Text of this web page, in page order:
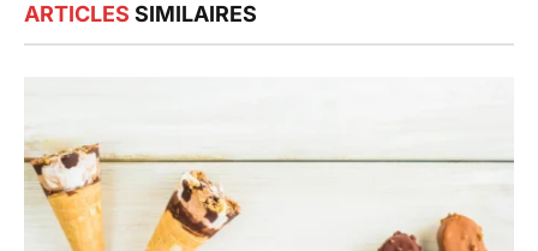
ARTICLES SIMILAIRES